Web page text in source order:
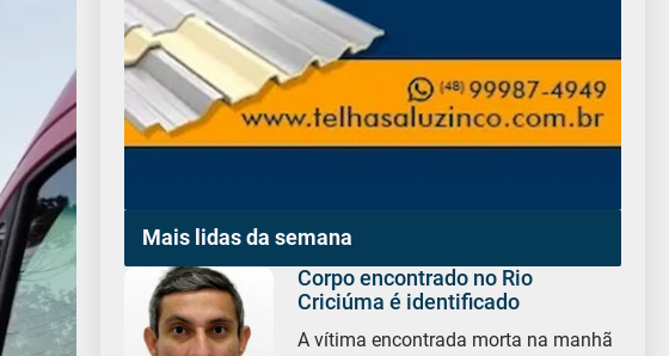
Mais lidas da semana
Corpo encontrado no Rio
Criciúma é identificado
A vítima encontrada morta na manhã